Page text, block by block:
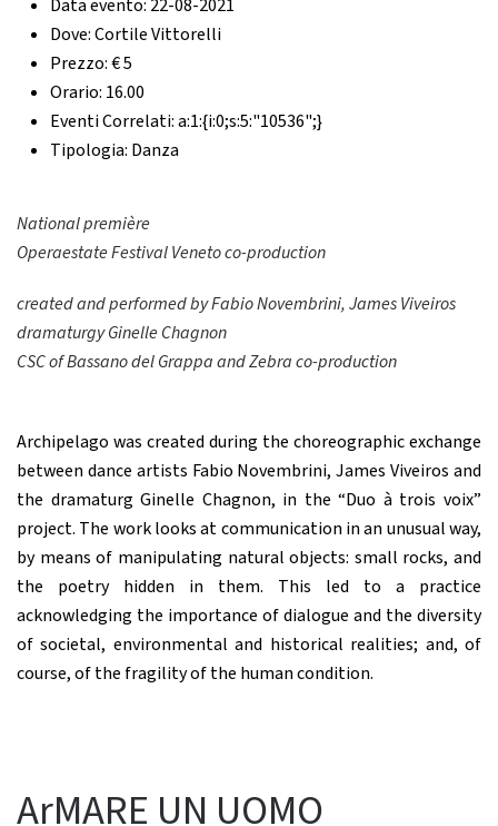
Data evento: 22-08-2021
Dove:Cortile Vittorelli
Prezzo:€ 5
Orario: 16.00
Eventi Correlati:a:1:{i:0;s:5:"10536";}
Tipologia: Danza
National première
Operaestate Festival Venetoco-production
created and performed by Fabio Novembrini, James Viveiros
dramaturgy Ginelle Chagnon
CSCof Bassano del Grappa and Zebraco-production
Archipelago was created during the choreographic exchange
between dance artists Fabio Novembrini, James Viveiros and
the dramaturg Ginelle Chagnon, in the “Duo à trois voix”
project. The work looks at communication in an unusual way,
by means of manipulating natural objects: small rocks, and
the poetry hidden in them. This led to a practice
acknowledging the importance of dialogue and the diversity
of societal, environmental and historical realities; and, of
course, of the fragility of the human condition.
ArMARE UN UOMO